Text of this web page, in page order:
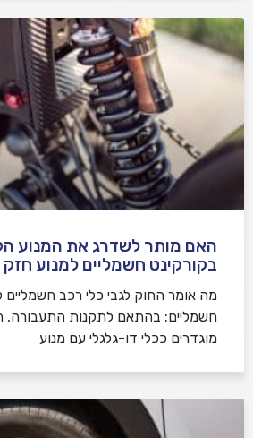
האם מותר לשדרג את המנוע
בקורקינט חשמליים למנוע חזק
מה אומר החוק לגבי כלי רכב חשמליים
חשמליים: בהתאם לתקנות התעבורה,
מוגדרים ככלי דו-גלגלי עם מנוע